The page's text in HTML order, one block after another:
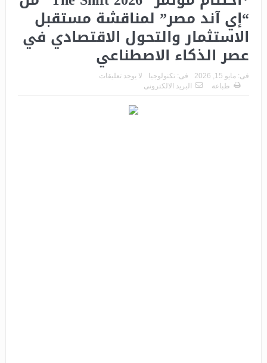
“إي آند مصر” لمناقشة مستقبل
الاستثمار والتحول الاقتصادي في
عصر الذكاء الاصطناعي
فى: مايو 15, 2026 فى: تكنولوجيا
لا يوجد تعليقات
طباعة
البريد الالكترونى